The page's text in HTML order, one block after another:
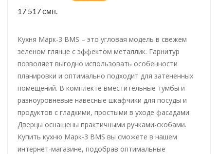
17 517 смн.
Кухня Марк-3 BMS – это угловая модель в свежем
зеленом глянце с эффектом металлик. Гарнитур
позволяет выгодно использовать особенности
планировки и оптимально подходит для затененных
помещений. В комплекте вместительные тумбы и
разноуровневые навесные шкафчики для посуды и
продуктов с гладкими, простыми в уходе фасадами.
Дверцы оснащены практичными ручками-скобами.
Купить кухню Марк-3 BMS вы сможете в нашем
интернет-магазине, подобрав оптимальные